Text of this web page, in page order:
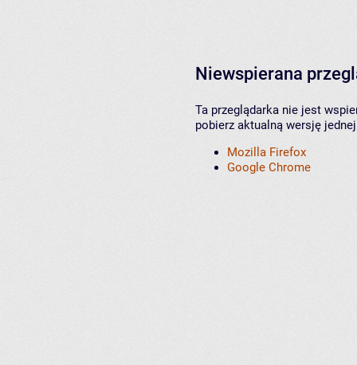
Niewspierana
Ta przeglądarka nie jest
pobierz aktualną wersję
Mozilla Firefox
Google Chrome